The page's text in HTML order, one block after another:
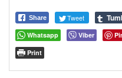
Share Tweet
Whatsapp
Viber
Print